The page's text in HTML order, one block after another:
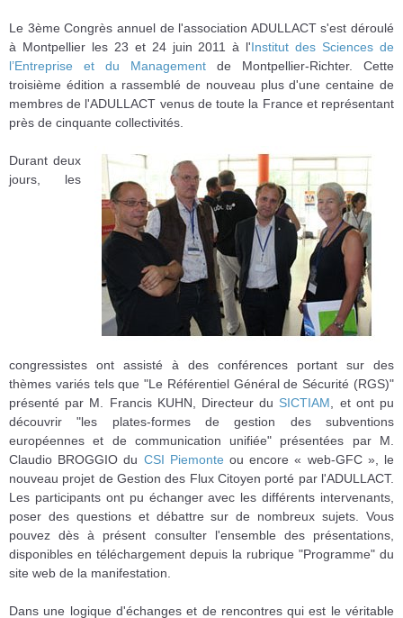
Le 3ème Congrès annuel de l'association ADULLACT s'est déroulé
à Montpellier les 23 et 24 juin 2011 à l'Institut des Sciences de
l’Entreprise et du Management de Montpellier-Richter. Cette
troisième édition a rassemblé de nouveau plus d'une centaine de
membres de l'ADULLACT venus de toute la France et représentant
près de cinquante collectivités.
Durant deux
jours, les
congressistes ont assisté à des conférences portant sur des
thèmes variés tels que "Le Référentiel Général de Sécurité (RGS)"
présenté par M. Francis KUHN, Directeur du SICTIAM , et ont pu
découvrir "les plates-formes de gestion des subventions
européennes et de communication unifiée" présentées par M.
Claudio BROGGIO du CSI Piemonte ou encore « web-GFC », le
nouveau projet de Gestion des Flux Citoyen porté par l'ADULLACT.
Les participants ont pu échanger avec les différents intervenants,
poser des questions et débattre sur de nombreux sujets. Vous
pouvez dès à présent consulter l'ensemble des présentations,
disponibles en téléchargement depuis la rubrique "Programme" du
site web de la manifestation.
Dans une logique d'échanges et de rencontres qui est le véritable